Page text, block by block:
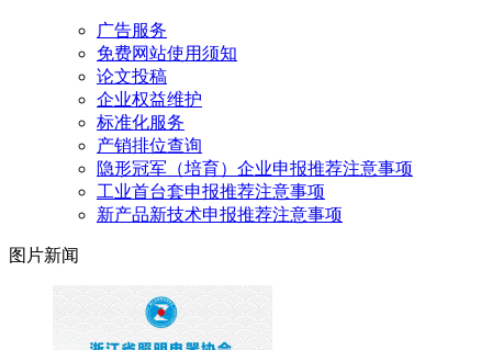
广告服务
免费网站使用须知
论文投稿
企业权益维护
标准化服务
产销排位查询
隐形冠军（培育）企业申报推荐注意事项
工业首台套申报推荐注意事项
新产品新技术申报推荐注意事项
图片新闻